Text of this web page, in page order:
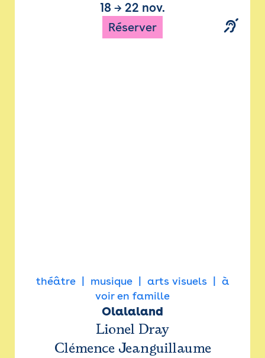
18 → 22 nov.
Réserver
théâtre musique arts visuels
à
voir en famille
Olalaland
Lionel Dray
Clémence Jeanguillaume